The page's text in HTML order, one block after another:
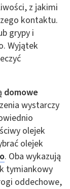
z jakimi
kontaktu.
grypy i
Wyjątek
domowe
wystarczy
olejek
olejek
. Oba wykazują
tymiankowy
oddechowe,